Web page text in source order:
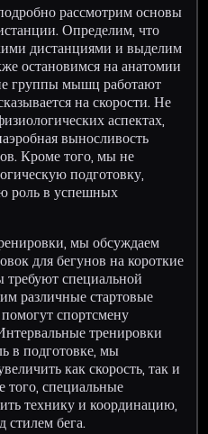
рассмотрим основы
Определим, что
дистанциями и выделим
остановимся на анатомии
группы мышц работают
на скорости. Не
аспектах,
выносливость
Кроме того, мы не
подготовку,
роль в успешных
мы обсуждаем
для бегунов на короткие
специальной
различные стартовые
спортсмену
тренировки
в подготовке, мы
как скорость, так и
того, специальные
технику и координацию,
стилем бега.